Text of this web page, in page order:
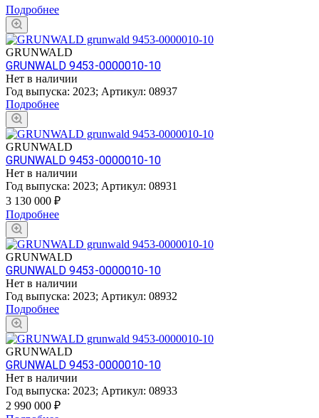
Подробнее
GRUNWALD
GRUNWALD 9453-0000010-10
Нет в наличии
Год выпуска: 2023; Артикул: 08937
Подробнее
GRUNWALD
GRUNWALD 9453-0000010-10
Нет в наличии
Год выпуска: 2023; Артикул: 08931
3 130 000 ₽
Подробнее
GRUNWALD
GRUNWALD 9453-0000010-10
Нет в наличии
Год выпуска: 2023; Артикул: 08932
Подробнее
GRUNWALD
GRUNWALD 9453-0000010-10
Нет в наличии
Год выпуска: 2023; Артикул: 08933
2 990 000 ₽